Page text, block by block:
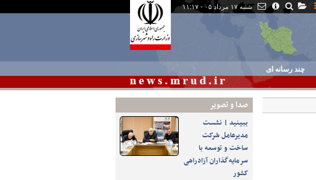
شنبه ۱۷ مرداد ۰۵ - ۱۱:۱۷
چند رسانه ای
صدا و تصوير
ببینید | نشست
مدیرعامل شرکت
ساخت و توسعه با
سرمایه‌گذاران آزادراهی
کشور